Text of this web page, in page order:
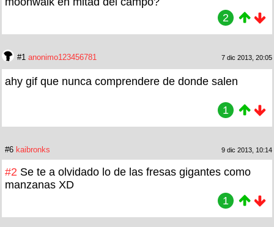
2
#1 anonimo123456781 7 dic 2013, 20:05
ahy gif que nunca comprendere de donde salen
1
#6 kaibronks 9 dic 2013, 10:14
#2 Se te a olvidado lo de las fresas gigantes como
manzanas XD
1